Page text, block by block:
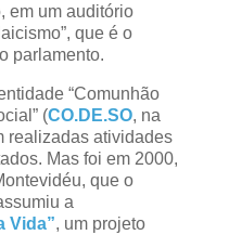
em um auditório
que é o
parlamento.
“Comunhão
(CO.DE.SO, na
realizadas atividades
Mas foi em 2000,
que o
a
Vida”, um projeto